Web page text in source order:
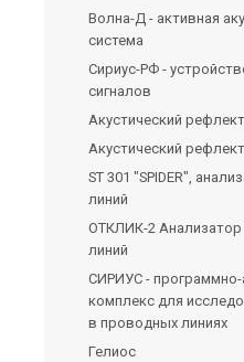
Волна-Д - активная
система
Сириус-РФ -
сигналов
Акустический
Акустический
ST 301 "SPIDER",
линий
ОТКЛИК-2
линий
СИРИУС - программно-
комплекс для
в проводных линиях
Гелиос